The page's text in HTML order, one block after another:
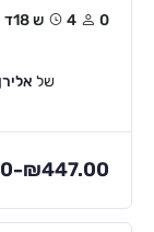
0 4ש 18ד
של אלירן
–₪447.00